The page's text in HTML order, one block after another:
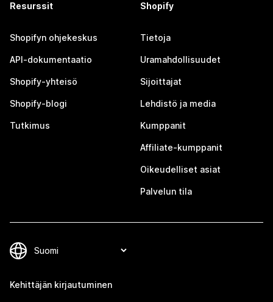
Resurssit
Shopifyn ohjekeskus
API-dokumentaatio
Shopify-yhteisö
Shopify-blogi
Tutkimus
Shopify
Tietoja
Uramahdollisuudet
Sijoittajat
Lehdistö ja media
Kumppanit
Affiliate-kumppanit
Oikeudelliset asiat
Palvelun tila
Kehittäjän kirjautuminen